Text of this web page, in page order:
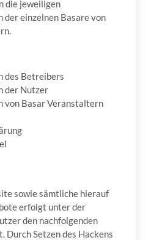
die jeweiligen
der einzelnen Basare von
des Betreibers
der Nutzer
von Basar Veranstaltern
sowie sämtliche hierauf
erfolgt unter der
den nachfolgenden
Durch Setzen des Hackens